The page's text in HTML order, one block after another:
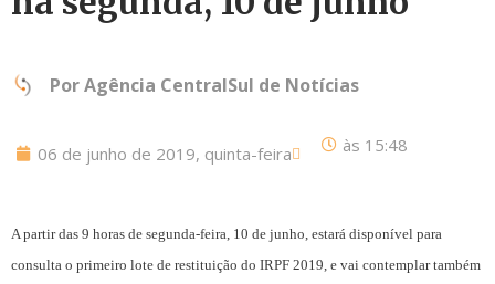
PorAgência CentralSul de Notícias
06 de junho de 2019, quinta-feira às 15:48
A partir das 9 horas de segunda-feira, 10 de junho, estará disponível para
consulta o primeiro lote de restituição do IRPF 2019, e vai contemplar também